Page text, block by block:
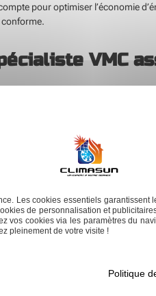
pour optimiser l’économie
VMC
l’entretien avec soin. Le
entretien minutieux limite les
constitue également une étape
comme un bruit anormal ou un
les conduits. Cette vérification
des performances. Un suivi
l’ensemble du dispositif de
Les cookies essentiels
de personnalisation et
vos cookies via les paramètres du
pleinement de votre visite !
Politique